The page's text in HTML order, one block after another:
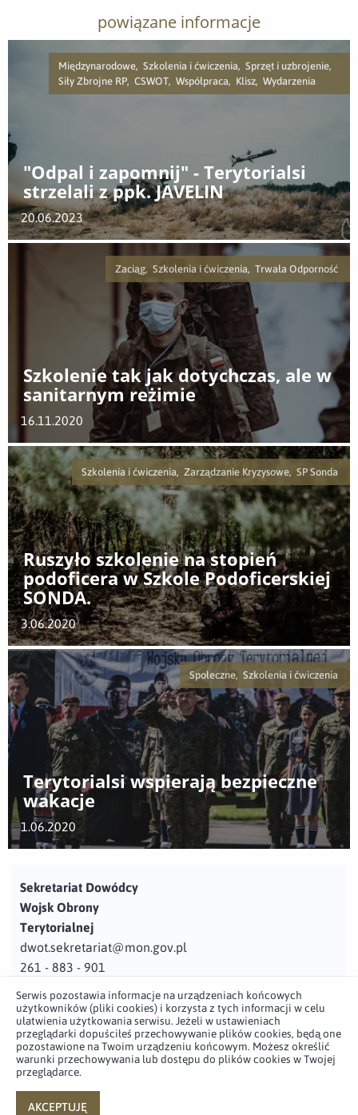
powiązane informacje
Międzynarodowe, Szkolenia i ćwiczenia, Sprzęt i uzbrojenie,
Siły Zbrojne RP, CSWOT, Współpraca, Klisz, Wydarzenia
"Odpal i zapomnij" - Terytorialsi
strzelali z ppk. JAVELIN
20.06.2023
Zaciąg, Szkolenia i ćwiczenia, Trwała Odporność
Szkolenie tak jak dotychczas, ale w
sanitarnym reżimie
16.11.2020
Szkolenia i ćwiczenia, Zarządzanie Kryzysowe, SP Sonda
Ruszyło szkolenie na stopień
podoficera w Szkole Podoficerskiej
SONDA.
3.06.2020
Społeczne, Szkolenia i ćwiczenia
Terytorialsi wspierają bezpieczne
wakacje
1.06.2020
Sekretariat Dowódcy
Wojsk Obrony
Terytorialnej
dwot.sekretariat@mon.gov.pl
261 - 883 - 901
Adres
ul. Juzistek 2
05-131 Zegrze
Profil użytkownika w serwisie
Profil użytkownika w serwisie
Serwis pozostawia informacje na urządzeniach końcowych
użytkowników (pliki cookies) i korzysta z tych informacji w celu
ułatwienia użytkowania serwisu. Jeżeli w ustawieniach
przeglądarki dopuściłeś przechowywanie plików cookies, będą one
pozostawione na Twoim urządzeniu końcowym. Możesz określić
warunki przechowywania lub dostępu do plików cookies w Twojej
przeglądarce.
AKCEPTUJĘ